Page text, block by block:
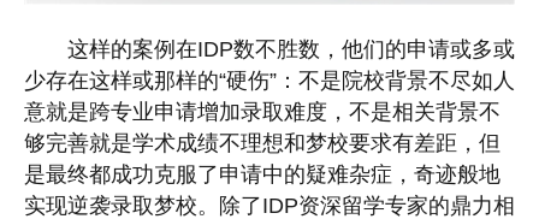
这样的案例在IDP数不胜数，他们的申请或多或
少存在这样或那样的“硬伤”：不是院校背景不尽如人
意就是跨专业申请增加录取难度，不是相关背景不
够完善就是学术成绩不理想和梦校要求有差距，但
是最终都成功克服了申请中的疑难杂症，奇迹般地
实现逆袭录取梦校。除了IDP资深留学专家的鼎力相